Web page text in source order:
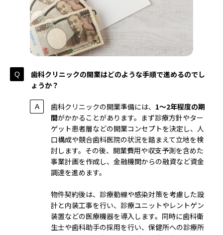
歯科クリニックの開業はどのような手順で進めるのでし
ょうか？
歯科クリニックの開業準備には、 1～2年程度の期
間がかかることがあります。まず診療方針やター
ゲット患者層などの開業コンセプトを決定し、人
口構成や競合歯科医院の状況を踏まえて立地を検
討します。その後、開業費用や収支予測を含めた
事業計画を作成し、金融機関からの融資など資金
調達を進めます。
物件契約後は、診療動線や感染対策を考慮した設
計と内装工事を行い、診療ユニットやレントゲン
装置などの医療機器を導入します。同時に歯科衛
生士や歯科助手の採用を行い、保健所への診療所